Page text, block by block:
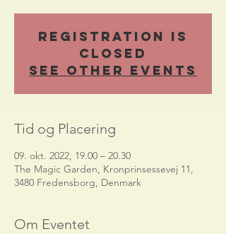
Registration is
Closed
See other events
Tid og Placering
09. okt. 2022, 19.00 – 20.30
The Magic Garden, Kronprinsessevej 11,
3480 Fredensborg, Denmark
Om Eventet